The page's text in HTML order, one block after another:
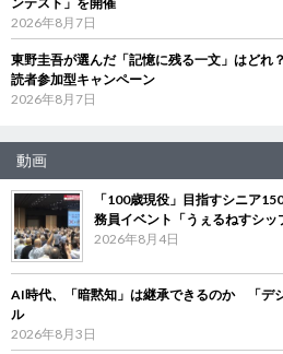
2026年8月7日
東野圭吾が選んだ「記憶に残る一文」はど
読者参加型キャンペーン
2026年8月7日
動画
「100歳現役」目指すシニア
務員イベント「うぇるねすシッ
2026年8月4日
AI時代、「暗黙知」は継承できるのか 「デ
ル
2026年8月3日